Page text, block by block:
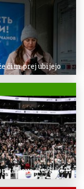
čim prej ubijejo
številko 11